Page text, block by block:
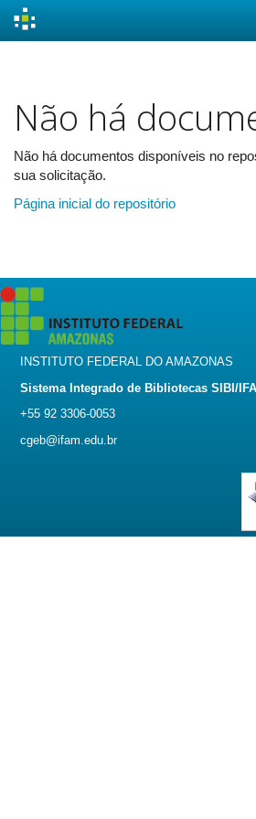
Não há
Não há documentos disponíveis no
sua solicitação.
Página inicial do repositório
INSTITUTO FEDERAL DO AMAZONAS
Sistema Integrado de Bibliotecas SIBI/
+55 92 3306-0053
cgeb@ifam.edu.br